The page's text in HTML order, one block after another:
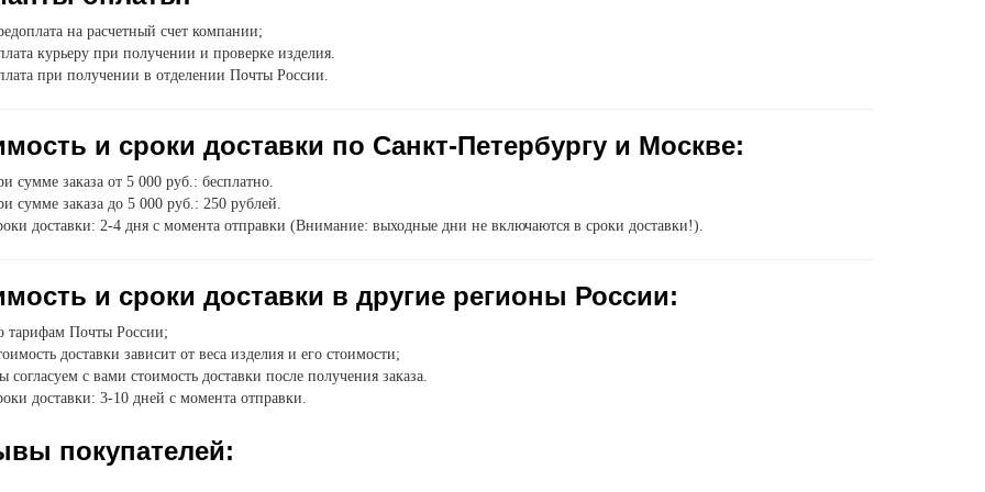
на расчетный счет компании;
курьеру при получении и проверке изделия.
при получении в отделении Почты России.
и сроки доставки по Санкт-Петербургу и Москве:
сумме заказа от 5 000 руб.: бесплатно.
сумме заказа до 5 000 руб.: 250 рублей.
доставки: 2-4 дня с момента отправки (Внимание: выходные дни не включаются в сроки доставки!).
и сроки доставки в другие регионы России:
тарифам Почты России;
доставки зависит от веса изделия и его стоимости;
согласуем с вами стоимость доставки после получения заказа.
доставки: 3-10 дней с момента отправки.
покупателей: